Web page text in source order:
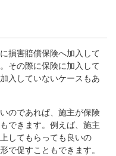
損害賠償保険へ加入して
その際に保険に加入して
入していないケースもあ
のであれば、施主が保険
できます。例えば、施主
してもらっても良いの
で促すこともできます。